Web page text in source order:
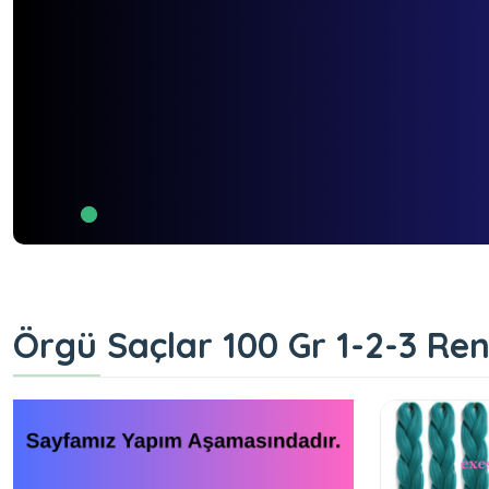
Örgü Saçlar 100 Gr 1-2-3